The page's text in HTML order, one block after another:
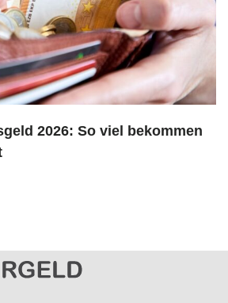
2026: So viel bekommen